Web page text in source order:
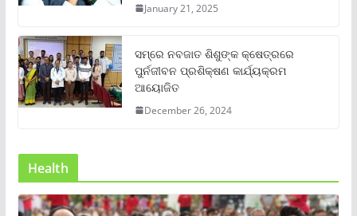
January 21, 2025
ସମ୍‌ରେ ନବଜାତ ଶିଶୁଙ୍କ କ୍ଷେତ୍ରରେ
ପୁର୍ନଜୀବନ ପ୍ରଶିକ୍ଷଣ କାର୍ଯ୍ୟକ୍ରମ
ଆୟୋଜିତ
December 26, 2024
Health